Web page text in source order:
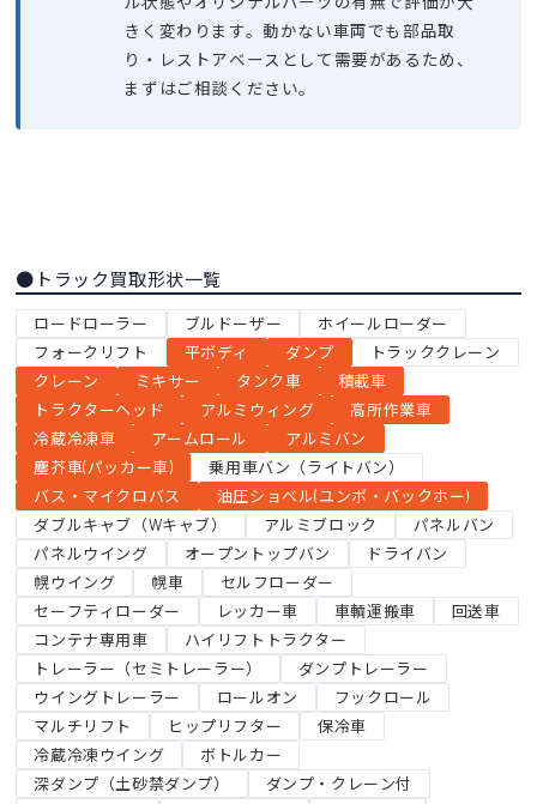
きく変わります。動かない車両でも部品取
り・レストアベースとして需要があるため、
まずはご相談ください。
●トラック買取形状一覧
ロードローラー ブルドーザー
ホイールローダー
フォークリフト
平ボディ ダンプ
トラッククレーン
クレーン
ミキサー タンク車
積載車
トラクターヘッド
アルミウィング
高所作業車
冷蔵冷凍車
アームロール
アルミバン
塵芥車(パッカー車)
乗用車バン（ライトバン）
バス・マイクロバス
油圧ショベル(ユンボ・バックホー)
ダブルキャブ（Wキャブ）
アルミブロック
パネルバン
パネルウイング
オープントップバン
ドライバン
幌ウイング
幌車
セルフローダー
セーフティローダー
レッカー車 車輌運搬車
回送車
コンテナ専用車
ハイリフトトラクター
トレーラー（セミトレーラー）
ダンプトレーラー
ウイングトレーラー
ロールオン
フックロール
マルチリフト
ヒップリフター
保冷車
冷蔵冷凍ウイング
ボトルカー
深ダンプ（土砂禁ダンプ）
ダンプ・クレーン付